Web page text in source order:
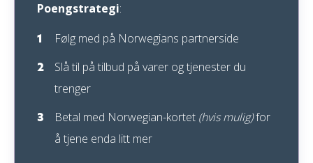
Poengstrategi:
Følg med på Norwegians partnerside
Slå til på tilbud på varer og tjenester du
trenger
Betal med Norwegian-kortet (hvis mulig)for
å tjene enda litt mer